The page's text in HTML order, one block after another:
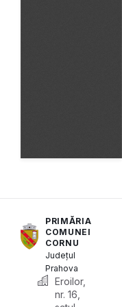
PRIMĂRIA
COMUNEI
CORNU
Județul
Prahova
Eroilor,
nr. 16,